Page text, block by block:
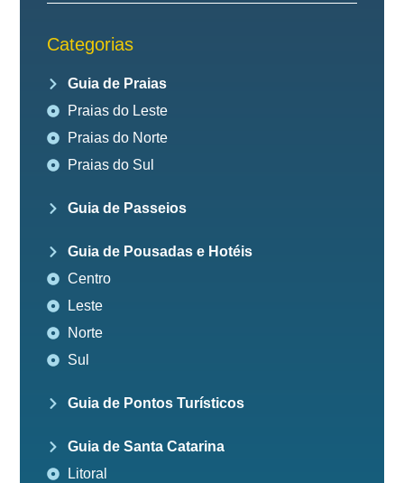
Categorias
Guia de Praias
Praias do Leste
Praias do Norte
Praias do Sul
Guia de Passeios
Guia de Pousadas e Hotéis
Centro
Leste
Norte
Sul
Guia de Pontos Turísticos
Guia de Santa Catarina
Litoral